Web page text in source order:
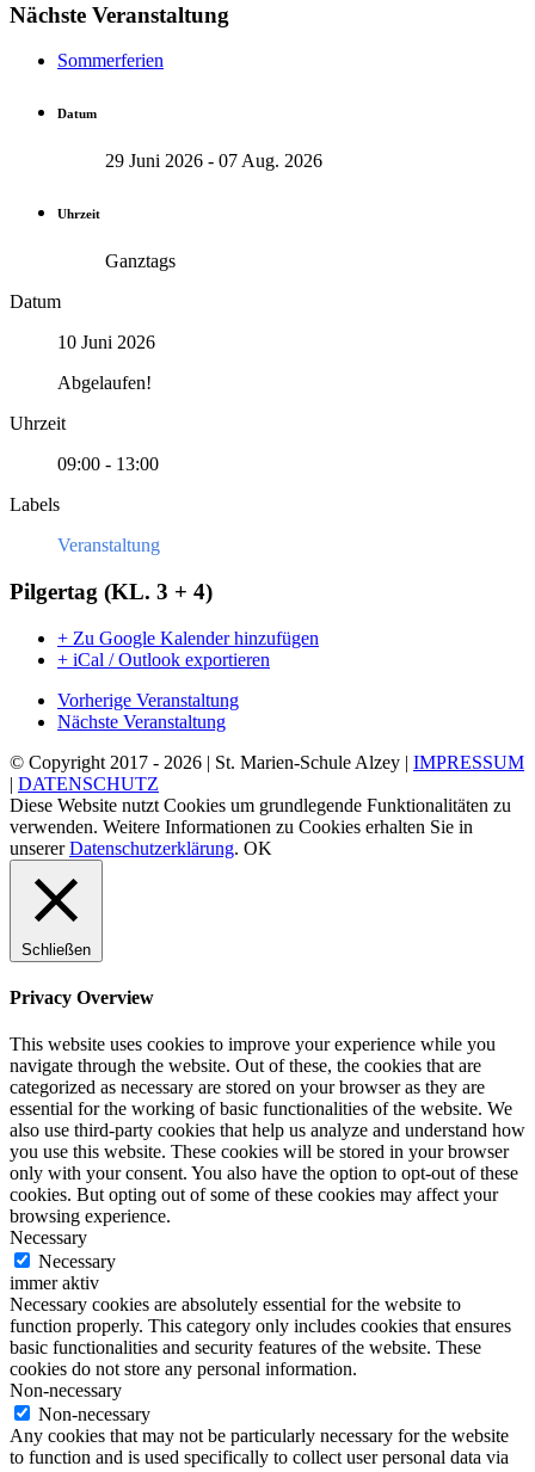
Nächste Veranstaltung
Sommerferien
Datum
29 Juni 2026 - 07 Aug. 2026
Uhrzeit
Ganztags
Datum
10 Juni 2026
Abgelaufen!
Uhrzeit
09:00 - 13:00
Labels
Veranstaltung
Pilgertag (KL. 3 + 4)
+ Zu Google Kalender hinzufügen
+ iCal / Outlook exportieren
Vorherige Veranstaltung
Nächste Veranstaltung
© Copyright 2017 - 2026 | St. Marien-Schule Alzey | IMPRESSUM
| DATENSCHUTZ
Diese Website nutzt Cookies um grundlegende Funktionalitäten zu
verwenden. Weitere Informationen zu Cookies erhalten Sie in
unsererDatenschutzerklärung. OK
Schließen
Privacy Overview
This website uses cookies to improve your experience while you
navigate through the website. Out of these, the cookies that are
categorized as necessary are stored on your browser as they are
essential for the working of basic functionalities of the website. We
also use third-party cookies that help us analyze and understand how
you use this website. These cookies will be stored in your browser
only with your consent. You also have the option to opt-out of these
cookies. But opting out of some of these cookies may affect your
browsing experience.
Necessary
Necessary
immer aktiv
Necessary cookies are absolutely essential for the website to
function properly. This category only includes cookies that ensures
basic functionalities and security features of the website. These
cookies do not store any personal information.
Non-necessary
Non-necessary
Any cookies that may not be particularly necessary for the website
to function and is used specifically to collect user personal data via